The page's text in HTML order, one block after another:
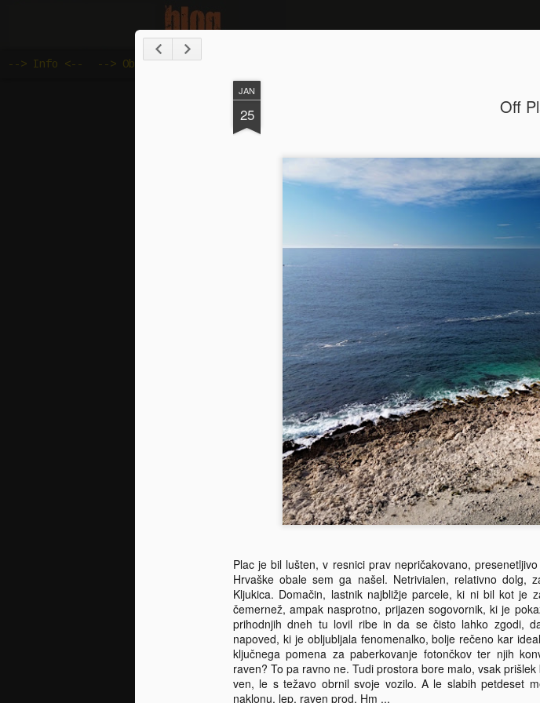
JAN
25 Off
Plac je bil lušten, v resnici prav nepričakovano,
Hrvaške obale sem ga našel. Netrivialen, relativno dolg,
Kljukica. Domačin, lastnik najbližje parcele, ki ni bil kot je
čemernež, ampak nasprotno, prijazen sogovornik, ki je
prihodnjih dneh tu lovil ribe in da se čisto lahko zgodi,
napoved, ki je obljubljala fenomenalko, bolje rečeno kar
ključnega pomena za paberkovanje fotončkov ter njih
raven? To pa ravno ne. Tudi prostora bore malo, vsak
ven, le s težavo obrnil svoje vozilo. A le slabih petdeset
naklonu, lep, raven prod. Hm ...
--> Info <-- --> Objave <-- --> Overland Baza Znanja <--
Kdor misli, da gre
smo mu priča v
kolesarskih asov, se
- resnica je sicer
deluje "na prvo
vprašaj vsaj
same smiselnosti
v času vladavine
kot prilike dvignil
obstaja.